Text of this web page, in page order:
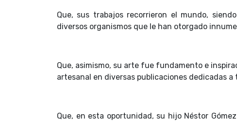
Que, sus trabajos recorrieron el mundo,
diversos organismos que le han otorgado
Que, asimismo, su arte fue fundamento e
artesanal en diversas publicaciones dedicadas
Que, en esta oportunidad, su hijo Néstor